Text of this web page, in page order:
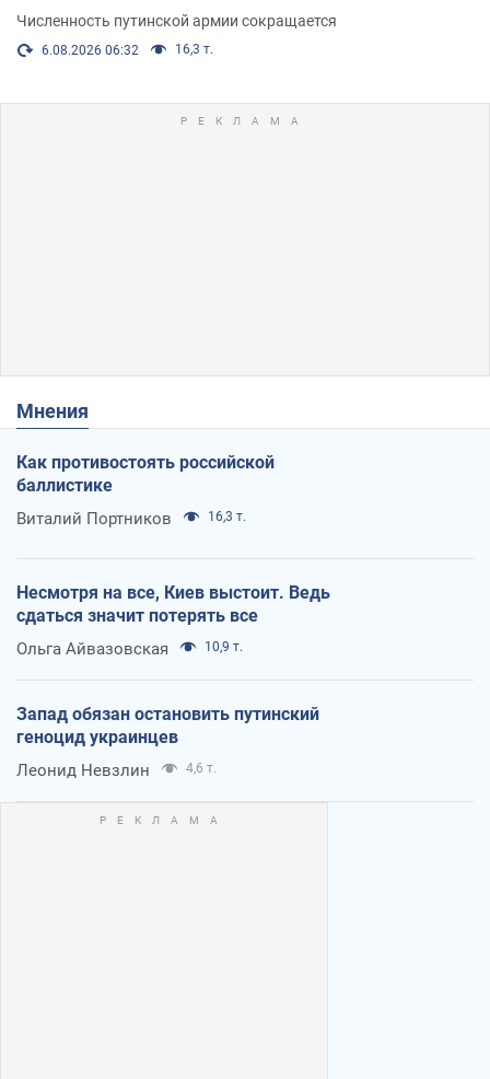
Численность путинской армии сокращается
6.08.2026 06:32 16,3 т.
Мнения
Как противостоять российской
баллистике
Виталий Портников 16,3 т.
Несмотря на все, Киев выстоит. Ведь
сдаться значит потерять все
Ольга Айвазовская 10,9 т.
Запад обязан остановить путинский
геноцид украинцев
Леонид Невзлин 4,6 т.